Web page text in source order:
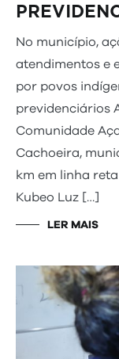
No município,
atendimentos e
por povos
previdenciários
Comunidade
Cachoeira,
km em linha
Kubeo Luz […]
LER MAIS